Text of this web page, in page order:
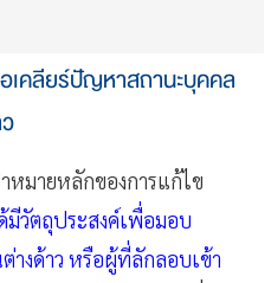
เคลียร์ปัญหาสถานะบุคคล
หมายหลักของการแก้ไข
มีวัตถุประสงค์เพื่อมอบ
างด้าว หรือผู้ที่ลักลอบเข้า